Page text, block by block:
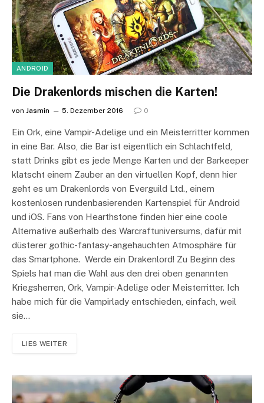
ANDROID
Die Drakenlords mischen die Karten!
von Jasmin 5. Dezember 2016 0
Ein Ork, eine Vampir-Adelige und ein Meisterritter kommen
in eine Bar. Also, die Bar ist eigentlich ein Schlachtfeld,
statt Drinks gibt es jede Menge Karten und der Barkeeper
klatscht einem Zauber an den virtuellen Kopf, denn hier
geht es um Drakenlords von Everguild Ltd., einem
kostenlosen rundenbasierenden Kartenspiel für Android
und iOS. Fans von Hearthstone finden hier eine coole
Alternative außerhalb des Warcraftuniversums, dafür mit
düsterer gothic-fantasy-angehauchten Atmosphäre für
das Smartphone. Werde ein Drakenlord! Zu Beginn des
Spiels hat man die Wahl aus den drei oben genannten
Kriegsherren, Ork, Vampir-Adelige oder Meisterritter. Ich
habe mich für die Vampirlady entschieden, einfach, weil
sie…
LIES WEITER